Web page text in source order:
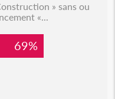
» sans ou
«...
69%